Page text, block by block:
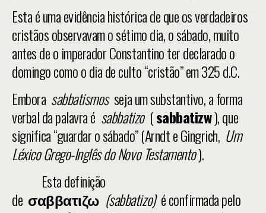
Esta é uma evidência histórica de que os verdadeiros
cristãos observavam o sétimo dia, o sábado, muito
antes de o imperador Constantino ter declarado o
domingo como o dia de culto “cristão” em 325 d.C.
Embora sabbatismosseja um substantivo, a forma
verbal da palavra é sabbatizo(sabbatizw), que
significa “guardar o sábado” (Arndt e Gingrich, Um
Léxico Grego-Inglês do Novo Testamento).
Esta definição
de σαββατιζω (sabbatizo)é confirmada pelo